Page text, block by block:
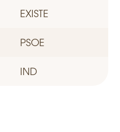
EXISTE
PSOE
IND